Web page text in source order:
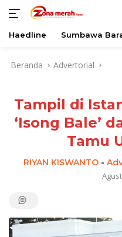
Haedline Sumbawa
Beranda Advertorial
Tampil di
‘Isong Bale’
Tamu
RIYAN KISWANTO-